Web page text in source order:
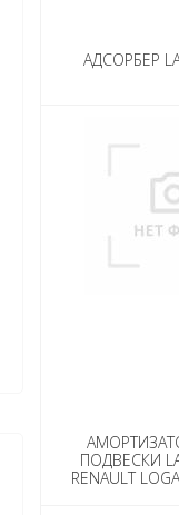
АДСОРБЕР
ПОДВЕСКИ
RENAULT